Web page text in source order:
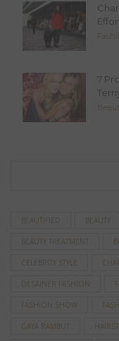
7
Beauty
BEAUTIFIED BEAUTY
BEAUTY TREATMENT
CELEBRITY STYLE
DESAINER FASHION
FASHION SHOW
GAYA RAMBUT